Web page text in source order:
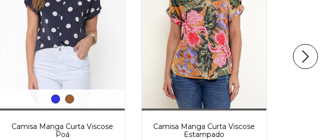
Camisa Manga Curta Viscose
Poá
Camisa Manga Curta Viscose
Estampado